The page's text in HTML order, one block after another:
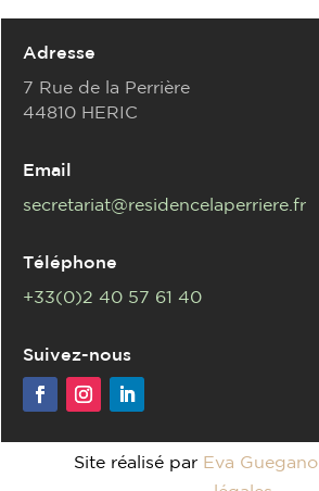
Adresse
7 Rue de la Perrière
44810 HERIC
Email
secretariat@residencelaperriere.fr
Téléphone
+33(0)2 40 57 61 40
Suivez-nous
Site réalisé par Eva Guegano